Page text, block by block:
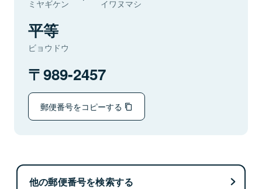
ミヤギケン イワヌマシ
平等
ビョウドウ
989-2457
郵便番号をコピーする
他の郵便番号を検索する